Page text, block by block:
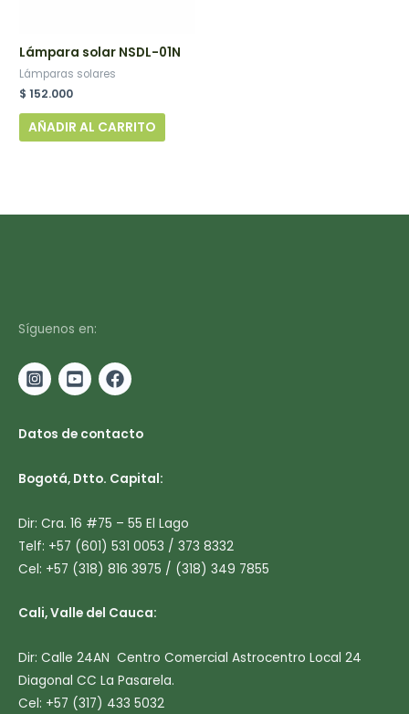
Lámpara solar NSDL-01N
Lámparas solares
$ 152.000
AÑADIR AL CARRITO
Síguenos en:
Datos de contacto
Bogotá, Dtto. Capital:
Dir: Cra. 16 #75 – 55 El Lago
Telf: +57 (601) 531 0053 / 373 8332
Cel: +57 (318) 816 3975 / (318) 349 7855
Cali, Valle del Cauca:
Dir: Calle 24AN Centro Comercial Astrocentro Local 24
Diagonal CC La Pasarela.
Cel: +57 (317) 433 5032